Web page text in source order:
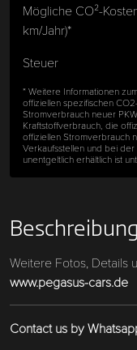
Mögliche CO²-
km/Jahr)*
Steuer
* Weitere Informationen
offiziellen spezifischen
Stromverbrauch neuer
Kraftstoffverbrauch, die
offiziellen Stromverbrauch
Verkaufsstellen und bei
unentgeltlich erhältlich ist
Beschreibung
Weitere Fotos, Details
www.pegasus-cars.de
Contact us by